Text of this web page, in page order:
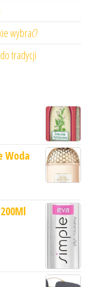
wybrać?
tradycji
Woda